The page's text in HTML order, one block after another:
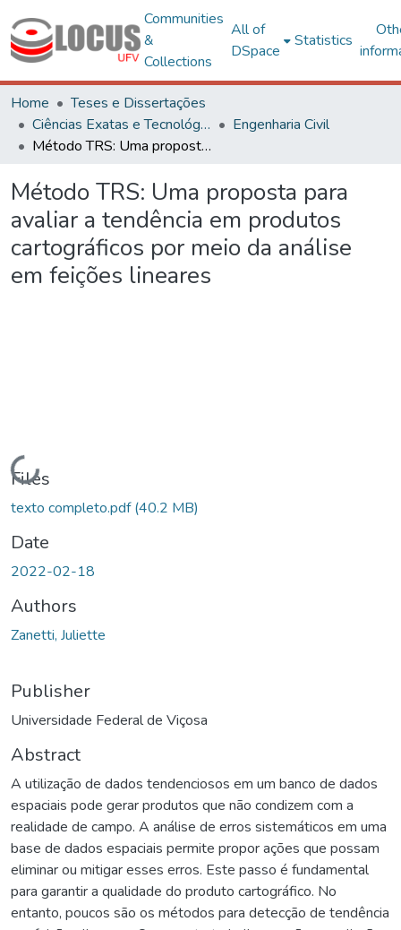
Communities
&
Collections
All of
DSpace
Statistics
Home
Teses e Dissertações
Ciências Exatas e Tecnológicas
Engenharia Civil
Método TRS: Uma proposta para avaliar a tendência em produtos cartográficos por meio da análise em feições lineares
Método TRS: Uma proposta para
avaliar a tendência em produtos
cartográficos por meio da análise
em feições lineares
Loading...
Files
texto completo.pdf(40.2 MB)
Date
2022-02-18
Authors
Zanetti, Juliette
Publisher
Universidade Federal de Viçosa
Abstract
A utilização de dados tendenciosos em um banco de dados
espaciais pode gerar produtos que não condizem com a
realidade de campo. A análise de erros sistemáticos em uma
base de dados espaciais permite propor ações que possam
eliminar ou mitigar esses erros. Este passo é fundamental
para garantir a qualidade do produto cartográfico. No
entanto, poucos são os métodos para detecção de tendência